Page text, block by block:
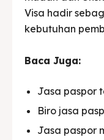
Visa hadir
kebutuhan
Baca Juga:
Jasa paspor
Biro jasa
Jasa paspor